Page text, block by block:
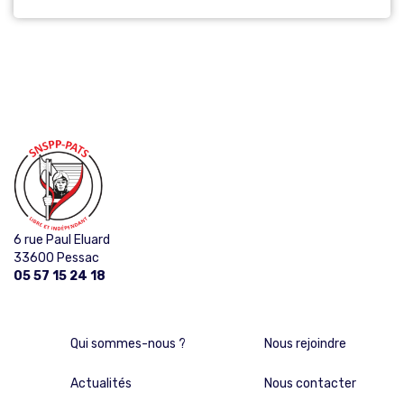
6 rue Paul Eluard
33600 Pessac
05 57 15 24 18
Qui sommes-nous ?
Actualités
Nous rejoindre
Nous contacter